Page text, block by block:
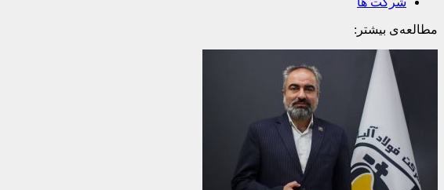
مطالعه‌ی بیشتر: